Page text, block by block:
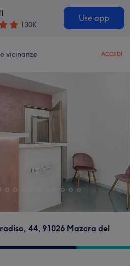
130K
Use app
vicinanze ACCEDI
44, 91026 Mazara del